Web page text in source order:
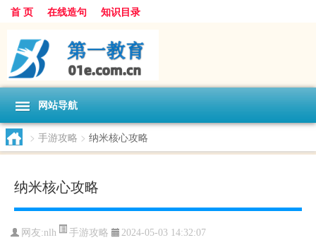
首 页 在线造句 知识目录
网站导航
> 手游攻略 > 纳米核心攻略
纳米核心攻略
网友:nlh 手游攻略 2024-05-03 14:32:07